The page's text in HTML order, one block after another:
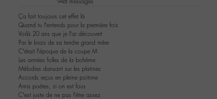
Ça fait toujours cet effet là
Quand tu l’entends pour la première fois
Voilà 20 ans que je l’ai découvert
Par le biais de sa tendre grand mère
C’était l’époque de la coupe M
Les années folles de la bohème
Mélodies dansant sur les platines
Accords reçus en pleine poitrine
Amis poètes, si on est fous
C’est juste de ne pas l’être assez